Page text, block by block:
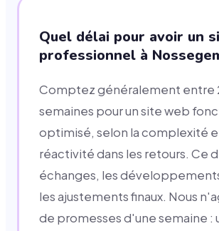
Quel délai pour avoir un
professionnel à
Comptez généralement entre
semaines pour un site web
optimisé, selon la complexité
réactivité dans les retours. Ce
échanges, les
les ajustements finaux. Nous
de promesses d'une semaine :